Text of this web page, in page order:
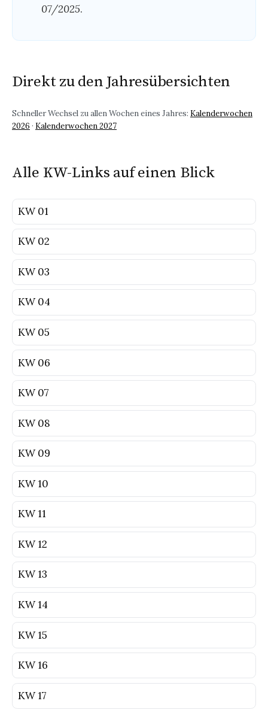
07/2025.
Direkt zu den Jahresübersichten
Schneller Wechsel zu allen Wochen eines Jahres: Kalenderwochen
2026 · Kalenderwochen 2027
Alle KW-Links auf einen Blick
KW 01
KW 02
KW 03
KW 04
KW 05
KW 06
KW 07
KW 08
KW 09
KW 10
KW 11
KW 12
KW 13
KW 14
KW 15
KW 16
KW 17